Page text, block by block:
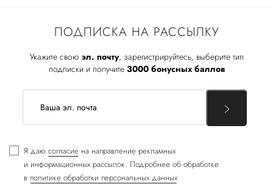
ПОДПИСКА НА РАССЫЛКУ
Укажите свою эл. почту, зарегистрируйтесь, выберите тип
подписки и получите 3000 бонусных баллов
Я даю согласие на направление рекламных
и информационных рассылок. Подробнее об обработке
в политике обработки персональных данных